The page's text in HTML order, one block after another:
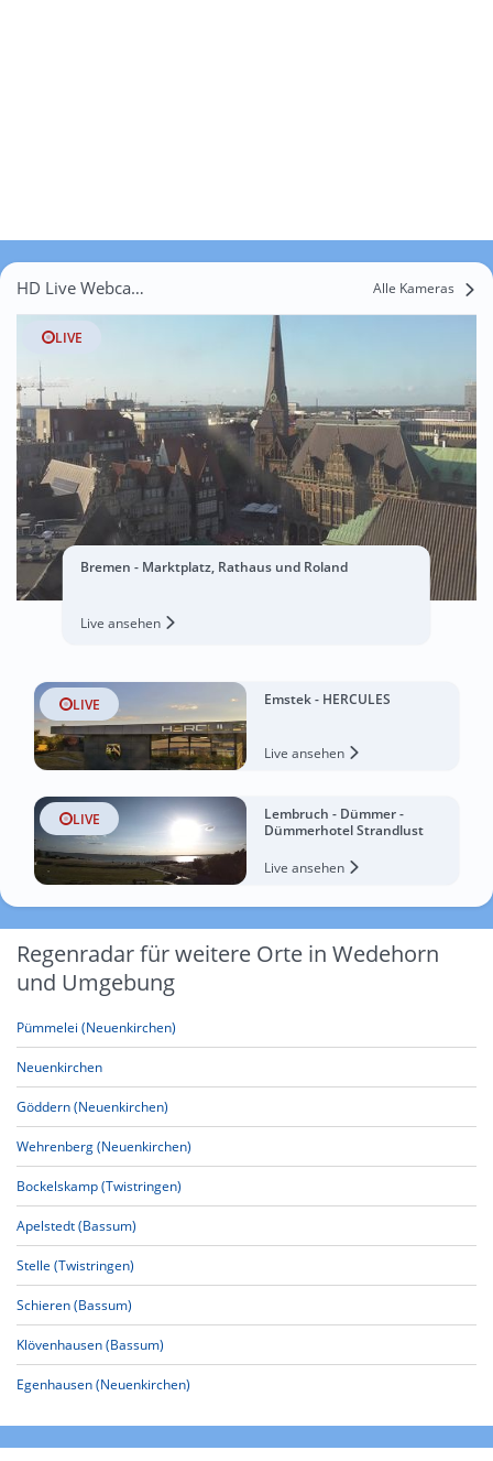
HD Live Webcams Wedehorn Alle Kameras
LIVE
Bremen - Marktplatz, Rathaus und Roland
Live ansehen
LIVE Emstek - HERCULES
Live ansehen
LIVE
Lembruch - Dümmer -
Dümmerhotel Strandlust
Live ansehen
Regenradar für weitere Orte in Wedehorn
und Umgebung
Pümmelei (Neuenkirchen)
Neuenkirchen
Göddern (Neuenkirchen)
Wehrenberg (Neuenkirchen)
Bockelskamp (Twistringen)
Apelstedt (Bassum)
Stelle (Twistringen)
Schieren (Bassum)
Klövenhausen (Bassum)
Egenhausen (Neuenkirchen)